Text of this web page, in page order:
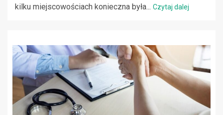
kilku miejscowościach konieczna była... Czytaj dalej